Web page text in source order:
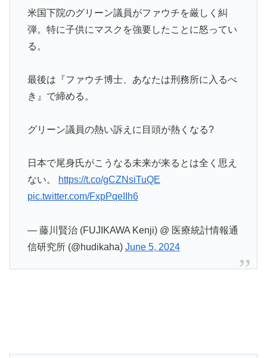
米国下院のグリーン議員がファウチを厳しく糾
弾。特に子供にマスクを強要したことに怒ってい
る。
最後は『ファウチ博士、あなたは刑務所に入るべ
き』で締める。
グリーン議員の熱い訴えに目頭が熱くなる?
日本で尾身氏がこうなる未来が来るとは全く思え
ない。
https://t.co/gCZNsiTuQE
pic.twitter.com/FxpPqeIIh6
— 藤川賢治 (FUJIKAWA Kenji) @ 医療統計情報通
信研究所 (@hudikaha) June 5, 2024